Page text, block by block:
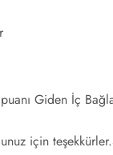
Giden İç
için